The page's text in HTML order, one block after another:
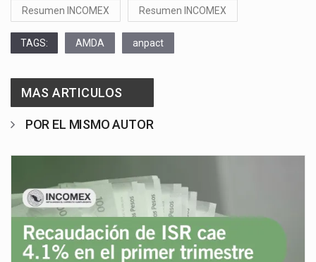
Resumen INCOMEX Resumen INCOMEX
TAGS: AMDA anpact
MAS ARTICULOS
POR EL MISMO AUTOR